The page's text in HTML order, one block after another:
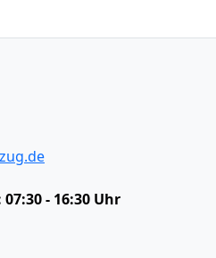
07:30 - 16:30 Uhr